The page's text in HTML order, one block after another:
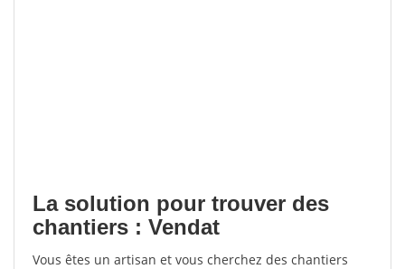
La solution pour trouver des
chantiers : Vendat
Vous êtes un artisan et vous cherchez des chantiers